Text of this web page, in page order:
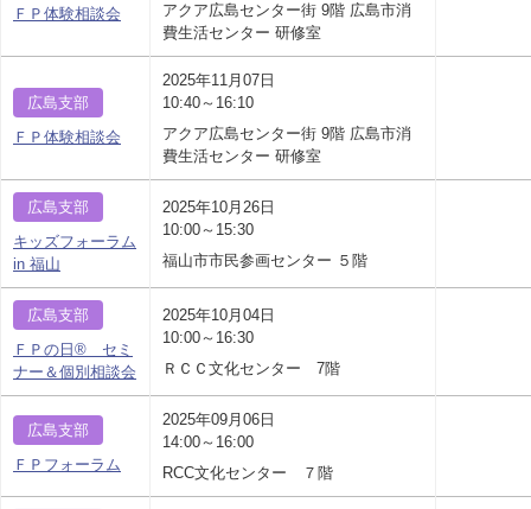
ＦＰ体験相談会
アクア広島センター街 9階 広島市消
費生活センター 研修室
広島支部
ＦＰ体験相談会
2025年11月07日
10:40～16:10
アクア広島センター街 9階 広島市消
費生活センター 研修室
広島支部
キッズフォーラム
in 福山
2025年10月26日
10:00～15:30
福山市市民参画センター ５階
広島支部
ＦＰの日® セミ
ナー＆個別相談会
2025年10月04日
10:00～16:30
ＲＣＣ文化センター 7階
広島支部
ＦＰフォーラム
2025年09月06日
14:00～16:00
RCC文化センター ７階